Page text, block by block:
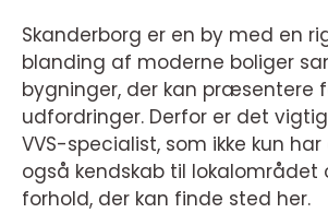
Skanderborg er en by med en
blanding af moderne boliger
bygninger, der kan præsentere
udfordringer. Derfor er det
VVS-specialist, som ikke kun
også kendskab til
forhold, der kan finde sted her.